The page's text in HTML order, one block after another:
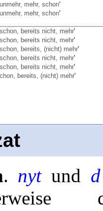
mehr, schon'
mehr, schon'
schon, bereits nicht, mehr'
schon, bereits nicht, mehr'
schon, bereits, (nicht) mehr'
schon, bereits nicht, mehr'
schon, bereits nicht, mehr'
bereits, (nicht) mehr'
. nytund d